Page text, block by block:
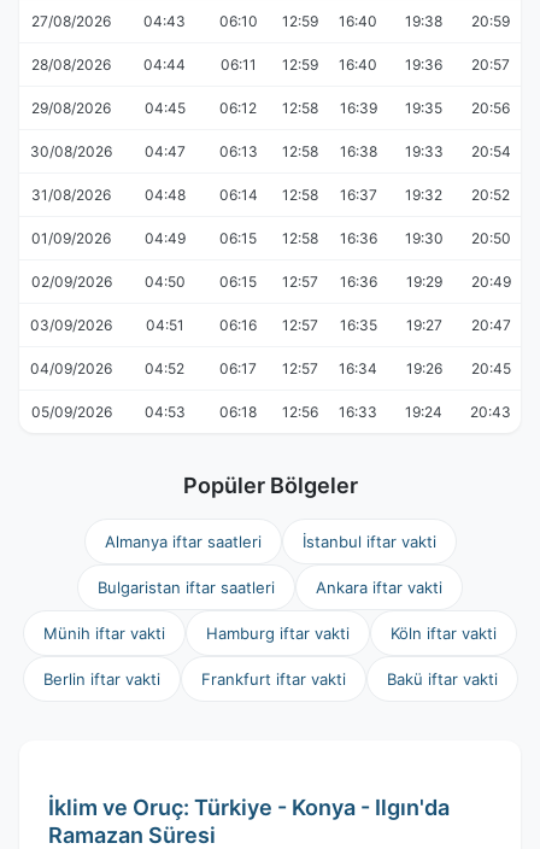
27/08/2026 04:43 06:10 12:59 16:40 19:38 20:59
28/08/2026 04:44 06:11 12:59 16:40 19:36 20:57
29/08/2026 04:45 06:12 12:58 16:39 19:35 20:56
30/08/2026 04:47 06:13 12:58 16:38 19:33 20:54
31/08/2026 04:48 06:14 12:58 16:37 19:32 20:52
01/09/2026 04:49 06:15 12:58 16:36 19:30 20:50
02/09/2026 04:50 06:15 12:57 16:36 19:29 20:49
03/09/2026 04:51 06:16 12:57 16:35 19:27 20:47
04/09/2026 04:52 06:17 12:57 16:34 19:26 20:45
05/09/2026 04:53 06:18 12:56 16:33 19:24 20:43
Popüler Bölgeler
Almanya iftar saatleri İstanbul iftar vakti
Bulgaristan iftar saatleri Ankara iftar vakti
Münih iftar vakti Hamburg iftar vakti Köln iftar vakti
Berlin iftar vakti Frankfurt iftar vakti Bakü iftar vakti
İklim ve Oruç: Türkiye - Konya - Ilgın'da
Ramazan Süresi